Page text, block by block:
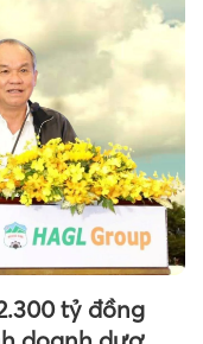
tỷ đồng